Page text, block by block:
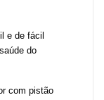
e de fácil
do
com pistão